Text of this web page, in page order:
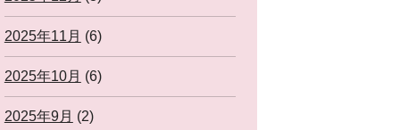
2025年11月 (6)
2025年10月 (6)
2025年9月 (2)